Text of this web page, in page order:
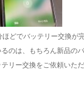
どでバッテリー交換が
のは、もちろん新品の
リー交換をご依頼いた